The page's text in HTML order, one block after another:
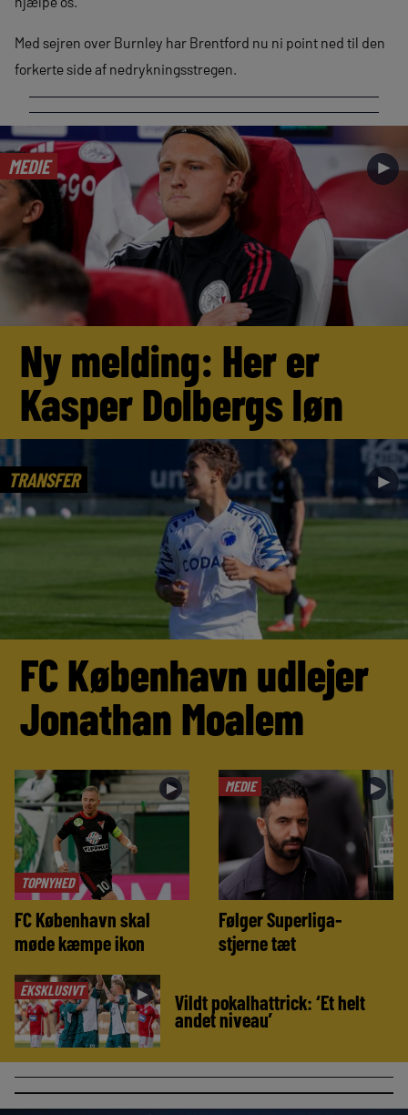
Med sejren over Burnley har Brentford nu ni point ned til den
forkerte side af nedrykningsstregen.
MEDIE ►
Ny melding: Her er
Kasper Dolbergs løn
TRANSFER ►
FC København udlejer
Jonathan Moalem
TOPNYHED
►
FC København skal
møde kæmpe ikon
MEDIE ►
Følger Superliga-
stjerne tæt
EKSKLUSIVT ► Vildt pokalhattrick: ‘Et helt
andet niveau’